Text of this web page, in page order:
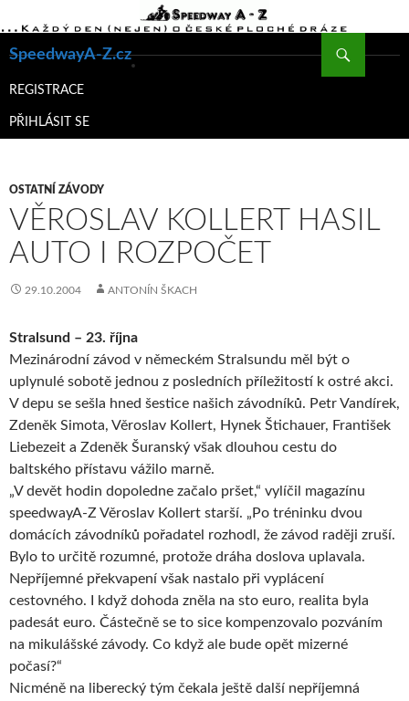
SpeedwayA-Z.cz
K
WEBU
REGISTRACE
PŘIHLÁSIT SE
OSTATNÍ ZÁVODY
VĚROSLAV KOLLERT HASIL
AUTO I ROZPOČET
29.10.2004 ANTONÍN ŠKACH
Stralsund – 23. října
Mezinárodní závod v německém Stralsundu měl být o
uplynulé sobotě jednou z posledních příležitostí k ostré akci.
V depu se sešla hned šestice našich závodníků. Petr Vandírek,
Zdeněk Simota, Věroslav Kollert, Hynek Štichauer, František
Liebezeit a Zdeněk Šuranský však dlouhou cestu do
baltského přístavu vážilo marně.
„V devět hodin dopoledne začalo pršet,“ vylíčil magazínu
speedwayA-Z Věroslav Kollert starší. „Po tréninku dvou
domácích závodníků pořadatel rozhodl, že závod raději zruší.
Bylo to určitě rozumné, protože dráha doslova uplavala.
Nepříjemné překvapení však nastalo při vyplácení
cestovného. I když dohoda zněla na sto euro, realita byla
padesát euro. Částečně se to sice kompenzovalo pozváním
na mikulášské závody. Co když ale bude opět mizerné
počasí?“
Nicméně na liberecký tým čekala ještě další nepříjemná